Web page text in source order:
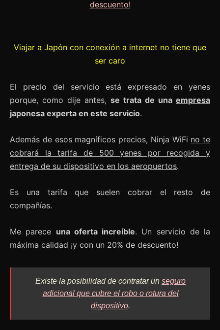
Viajar a Japón con conexión a internet no tiene que
ser caro
El precio del servicio está expresado en yenes
porque, como dije antes, se trata de una empresa
japonesa experta en este servicio.
Además de esos magníficos precios, Ninja WiFi no te
cobrará la tarifa de 500 yenes por recogida y
entrega de su dispositivo en los aeropuertos.
Es una tarifa que suelen cobrar el resto de
compañías.
Me parece una oferta increíble. Un servicio de la
máxima calidad ¡y con un 20% de descuento!
Existe la posibilidad de contratar un seguro
adicional que cubre el robo o rotura del
dispositivo.